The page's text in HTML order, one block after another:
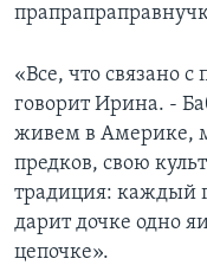
«Все, что связано
говорит Ирина. -
живем в Америке,
предков, свою
традиция: каждый
дарит дочке одно
цепочке».